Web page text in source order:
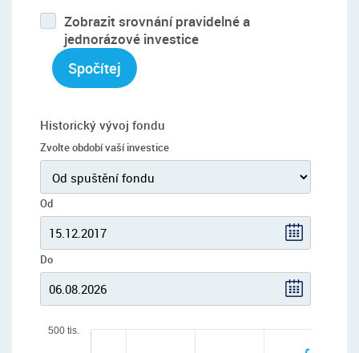
Zobrazit srovnání pravidelné a
jednorázové investice
Spočítej
Historický vývoj fondu
Zvolte období vaší investice
Od
Do
500 tis.